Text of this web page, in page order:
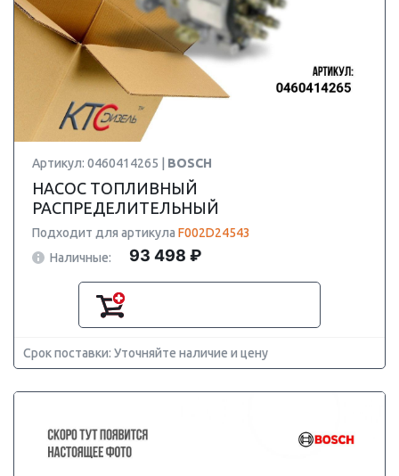
Артикул: 0460414265 | BOSCH
НАСОС ТОПЛИВНЫЙ
РАСПРЕДЕЛИТЕЛЬНЫЙ
Подходит для артикула F002D24543
Наличные:
93 498 ₽
Срок поставки: Уточняйте наличие и цену